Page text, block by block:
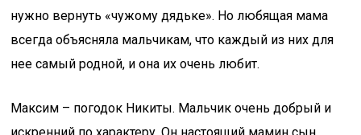
нужно вернуть «чужому дядьке». Но любящая мама
всегда объясняла мальчикам, что каждый из них для
нее самый родной, и она их очень любит.
Максим – погодок Никиты. Мальчик очень добрый и